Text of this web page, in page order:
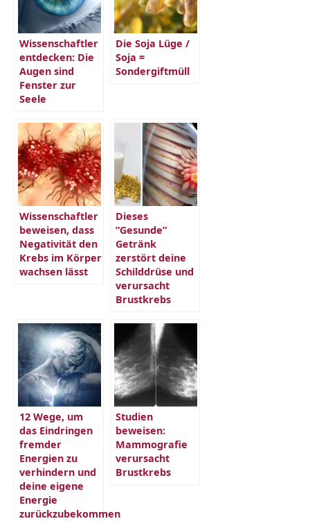
Wissenschaftler
entdecken: Die
Augen sind
Fenster zur
Seele
Die Soja Lüge /
Soja =
Sondergiftmüll
Wissenschaftler
beweisen, dass
Negativität den
Krebs im Körper
wachsen lässt
Dieses
”Gesunde”
Getränk
zerstört deine
Schilddrüse und
verursacht
Brustkrebs
12 Wege, um
das Eindringen
fremder
Energien zu
verhindern und
deine eigene
Energie
zurückzubekommen
Studien
beweisen:
Mammografie
verursacht
Brustkrebs